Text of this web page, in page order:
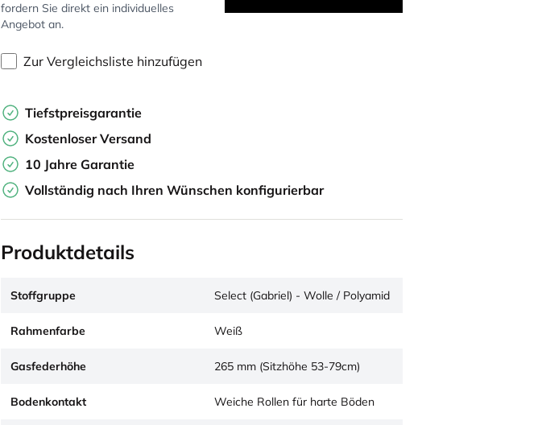
fordern Sie direkt ein individuelles
Angebot an.
Zur Vergleichsliste hinzufügen
Tiefstpreisgarantie
Kostenloser Versand
10 Jahre Garantie
Vollständig nach Ihren Wünschen konfigurierbar
Produktdetails
Stoffgruppe Select (Gabriel) - Wolle / Polyamid
Rahmenfarbe Weiß
Gasfederhöhe 265 mm (Sitzhöhe 53-79cm)
Bodenkontakt Weiche Rollen für harte Böden